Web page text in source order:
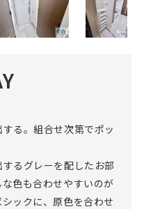
る。組合せ次第でポッ
るグレーを配したお部
色も合わせやすいのが
ックに、原色を合わせ